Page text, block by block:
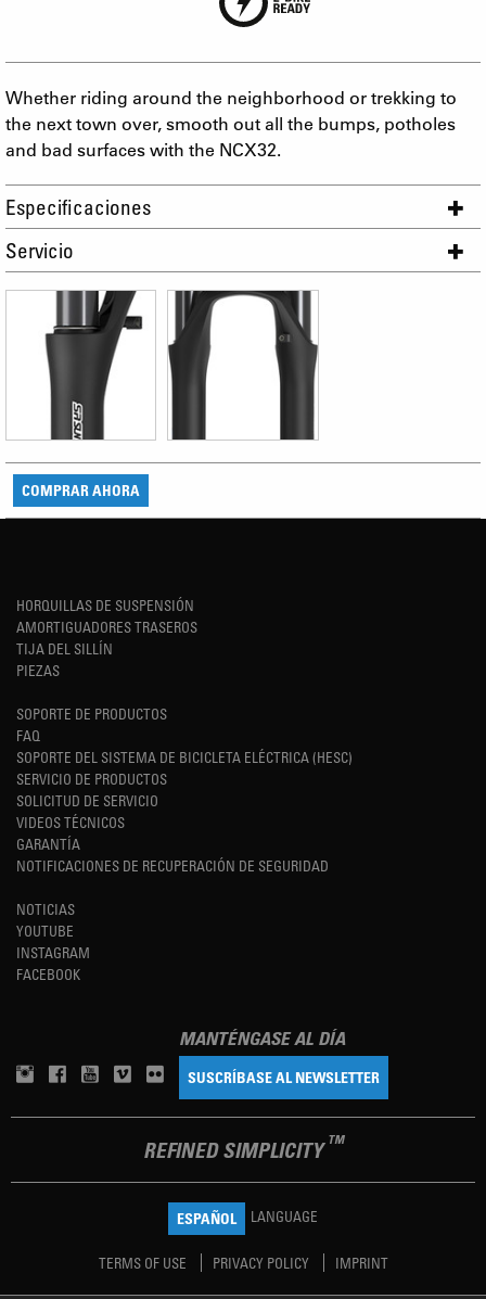
Whether riding around the neighborhood or trekking to
the next town over, smooth out all the bumps, potholes
and bad surfaces with the NCX32.
Especificaciones
Servicio
COMPRAR AHORA
HORQUILLAS DE SUSPENSIÓN
AMORTIGUADORES TRASEROS
TIJA DEL SILLÍN
PIEZAS
SOPORTE DE PRODUCTOS
FAQ
SOPORTE DEL SISTEMA DE BICICLETA ELÉCTRICA (HESC)
SERVICIO DE PRODUCTOS
SOLICITUD DE SERVICIO
VIDEOS TÉCNICOS
GARANTÍA
NOTIFICACIONES DE RECUPERACIÓN DE SEGURIDAD
NOTICIAS
YOUTUBE
INSTAGRAM
FACEBOOK
MANTÉNGASE AL DÍA
SUSCRÍBASE AL NEWSLETTER
REFINED SIMPLICITY TM
ESPAÑOL LANGUAGE
TERMS OF USE PRIVACY POLICY IMPRINT